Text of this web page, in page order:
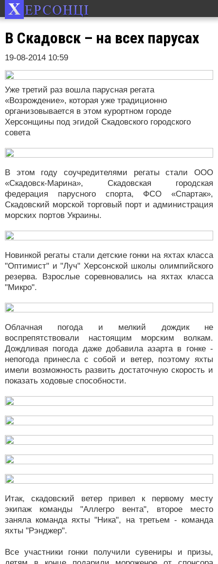
В Скадовск – на всех парусах
19-08-2014 10:59
Уже третий раз вошла парусная регата
«Возрождение», которая уже традиционно
организовывается в этом курортном городе
Херсонщины под эгидой Скадовского городского
совета
В этом году соучредителями регаты стали ООО
«Скадовск-Марина», Скадовская городская
федерация парусного спорта, ФСО «Спартак»,
Скадовский морской торговый порт и администрация
морских портов Украины.
Новинкой регаты стали детские гонки на яхтах класса
"Оптимист" и "Луч" Херсонской школы олимпийского
резерва. Взрослые соревновались на яхтах класса
"Микро".
Облачная погода и мелкий дождик не
воспрепятствовали настоящим морским волкам.
Дождливая погода даже добавила азарта в гонке -
непогода принесла с собой и ветер, поэтому яхты
имели возможность развить достаточную скорость и
показать ходовые способности.
Итак, скадовский ветер привел к первому месту
экипаж команды "Аллегро вента", второе место
заняла команда яхты "Ника", на третьем - команда
яхты "Рэнджер".
Все участники гонки получили сувениры и призы,